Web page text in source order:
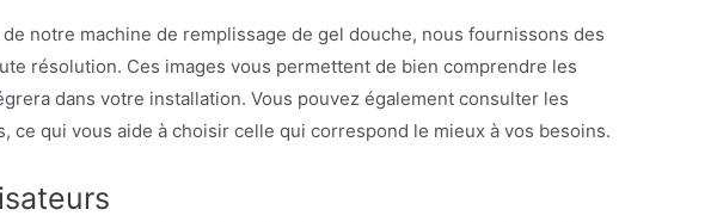
notre machine de remplissage de gel douche, nous fournissons des
résolution. Ces images vous permettent de bien comprendre les
dans votre installation. Vous pouvez également consulter les
qui vous aide à choisir celle qui correspond le mieux à vos besoins.